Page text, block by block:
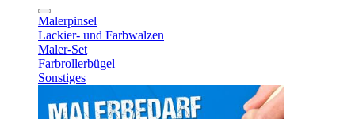
Malerpinsel
Lackier- und Farbwalzen
Maler-Set
Farbrollerbügel
Sonstiges